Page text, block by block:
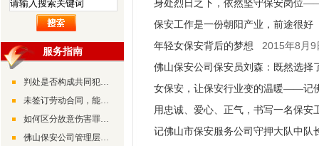
身处烈日之下，依然坚守保安岗位
保安工作是一份朝阳产业，前途很好
年轻女保安背后的梦想
2015年8月9
佛山保安公司保安员刘森：既然选择
女保安，让保安行业变的温暖——记
用忠诚、爱心、正气，书写一名保
记佛山市保安服务公司守押大队中队
服务指南
判处是否构成共同犯罪的条件是什么
未签订劳动合同，能否向公司要回工资
如何区分故意伤害罪和正当防卫
佛山保安公司管理层领导管理经验分享